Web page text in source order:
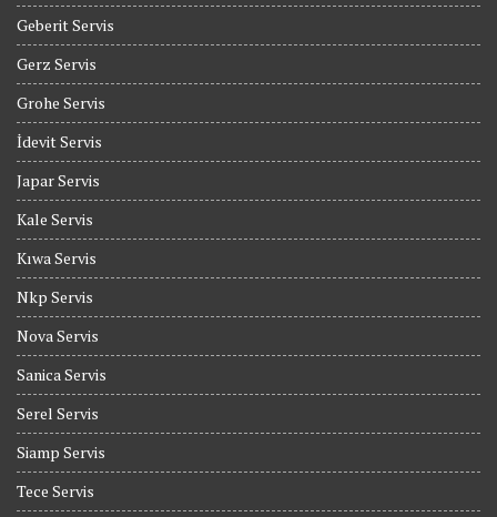
Geberit Servis
Gerz Servis
Grohe Servis
İdevit Servis
Japar Servis
Kale Servis
Kıwa Servis
Nkp Servis
Nova Servis
Sanica Servis
Serel Servis
Siamp Servis
Tece Servis